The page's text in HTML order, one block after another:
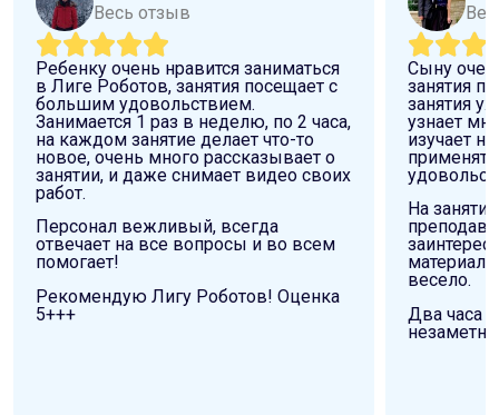
Весь отзыв
Ребенку очень нравится заниматься
в Лиге Роботов, занятия посещает с
большим удовольствием.
Занимается 1 раз в неделю, по 2 часа,
на каждом занятие делает что-то
новое, очень много рассказывает о
занятии, и даже снимает видео своих
работ.
Персонал вежливый, всегда
отвечает на все вопросы и во всем
помогает!
Рекомендую Лигу Роботов! Оценка
5+++
Сыну
занятия
занятия
узнает
изучает
На
материал
весело.
Два часа
незаметно.